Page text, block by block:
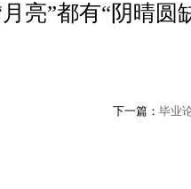
亮”都有“阴晴圆
下一篇： 毕业